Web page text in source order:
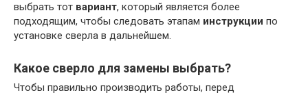
выбрать тот вариант, который является более
подходящим, чтобы следовать этапам инструкции по
установке сверла в дальнейшем.
Какое сверло для замены выбрать?
Чтобы правильно производить работы, перед